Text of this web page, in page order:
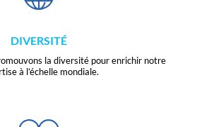
DIVERSITÉ
la diversité pour enrichir notre
à l’échelle mondiale.